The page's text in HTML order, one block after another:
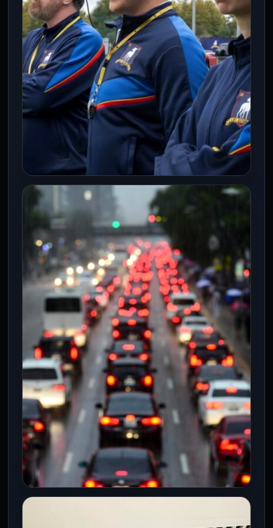
ESPECTACULOS
Ted Lasso regresa con el nuevo
equipo femenil del AFC Richmond
5 Ago 2026
Ted Lasso vuelve a Richmond este 5 de
agosto para dirigir a las Lady Greyhounds,
el nuevo equipo…